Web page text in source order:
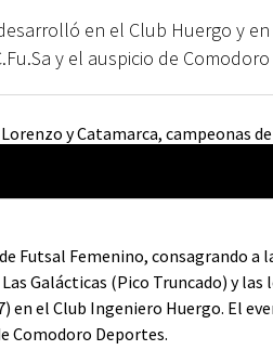
en el Club Huergo y en
y el auspicio de
Futsal Femenino, consagrando a
Galácticas (Pico Truncado) y las
en el Club Ingeniero Huergo. El
Comodoro Deportes.